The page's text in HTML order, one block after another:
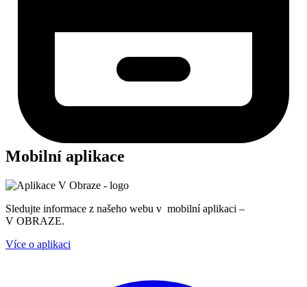
Mobilní aplikace
Sledujte informace z našeho webu v mobilní aplikaci –
V OBRAZE.
Více o aplikaci